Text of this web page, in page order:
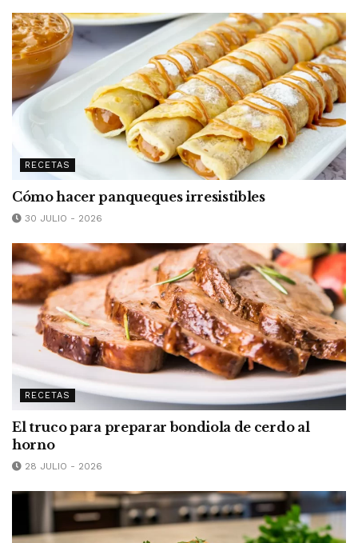
RECETAS
Cómo hacer panqueques irresistibles
30 JULIO - 2026
RECETAS
El truco para preparar bondiola de cerdo al
horno
28 JULIO - 2026